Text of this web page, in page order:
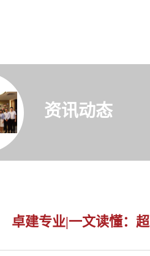
资讯动态
卓建专业|一文读懂：